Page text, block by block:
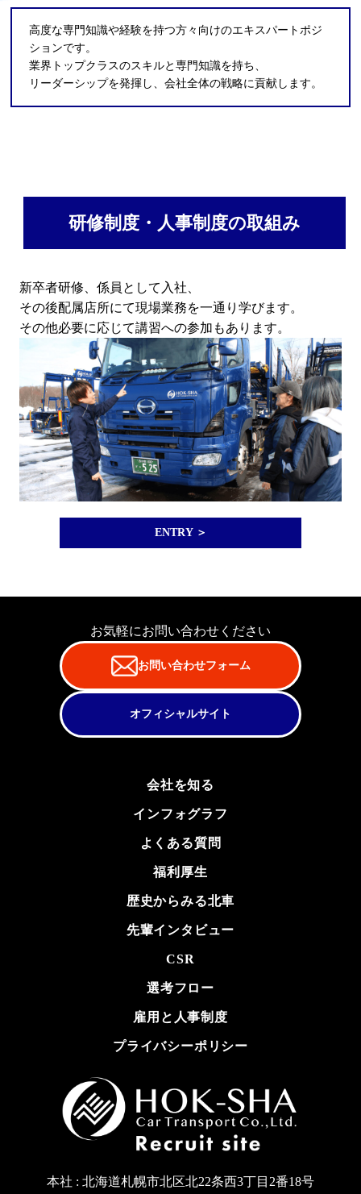
⾼度な専⾨知識や経験を持つ⽅々向けのエキスパートポジ
ションです。
業界トップクラスのスキルと専⾨知識を持ち、
リーダーシップを発揮し、会社全体の戦略に貢献します。
研修制度・⼈事制度の取組み
新卒者研修、係員として⼊社、
その後配属店所にて現場業務を⼀通り学びます。
その他必要に応じて講習への参加もあります。
ENTRY ＞
お気軽にお問い合わせください
お問い合わせフォーム
オフィシャルサイト
会社を知る
インフォグラフ
よくある質問
福利厚生
歴史からみる北車
先輩インタビュー
CSR
選考フロー
雇用と人事制度
プライバシーポリシー
本社 : 北海道札幌市北区北22条西3丁目2番18号